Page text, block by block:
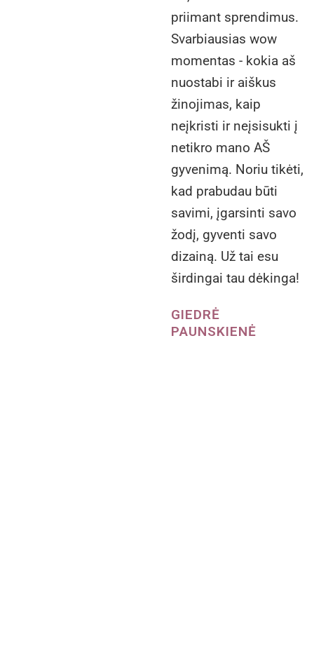
priimant sprendimus.
Svarbiausias wow
momentas - kokia aš
nuostabi ir aiškus
žinojimas, kaip
neįkristi ir neįsisukti į
netikro mano AŠ
gyvenimą. Noriu tikėti,
kad prabudau būti
savimi, įgarsinti savo
žodį, gyventi savo
dizainą. Už tai esu
širdingai tau dėkinga!
GIEDRĖ
PAUNSKIENĖ